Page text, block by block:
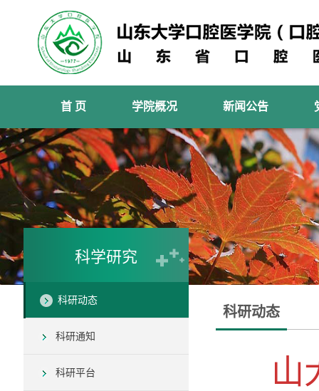
首 页 学院概况 新闻公告
科学研究
科研动态
科研通知
科研平台
科研动态
山